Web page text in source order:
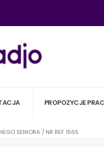
PROPOZYCJE
SENIORA / NR REF 1565